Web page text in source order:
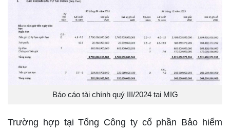
Báo cáo tài chính quý III/2024 tại MIG
Trường hợp tại Tổng Công ty cổ phần Bảo hiểm